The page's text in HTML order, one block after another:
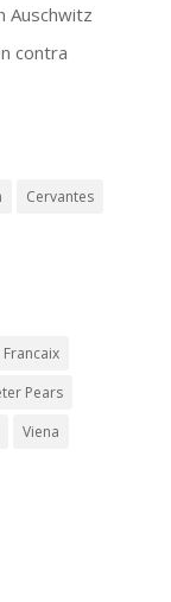
Auschwitz
contra
Cervantes
Francaix
Pears
Viena